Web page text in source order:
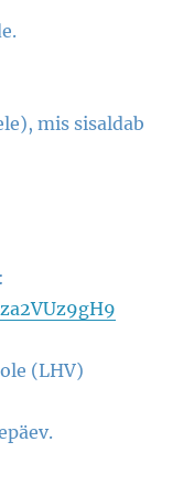
mis sisaldab
(LHV)